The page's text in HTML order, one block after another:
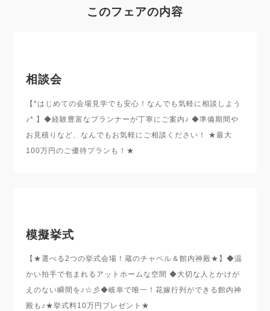
このフェアの内容
相談会
【*はじめての会場見学でも安心！なんでも気軽に相談しよう
♪* 】◆経験豊富なプランナーが丁寧にご案内♪ ◆準備期間や
お見積りなど、なんでもお気軽にご相談ください！ ★最大
100万円のご優待プランも！★
模擬挙式
【★選べる2つの挙式会場！蔵のチャペル＆館内神殿★】◆温
かい拍手で包まれるアットホームな空間 ◆大切な人とかけが
えのない瞬間を♪☆彡◆岐阜で唯一！花嫁行列ができる館内神
殿も♪★挙式料10万円プレゼント★